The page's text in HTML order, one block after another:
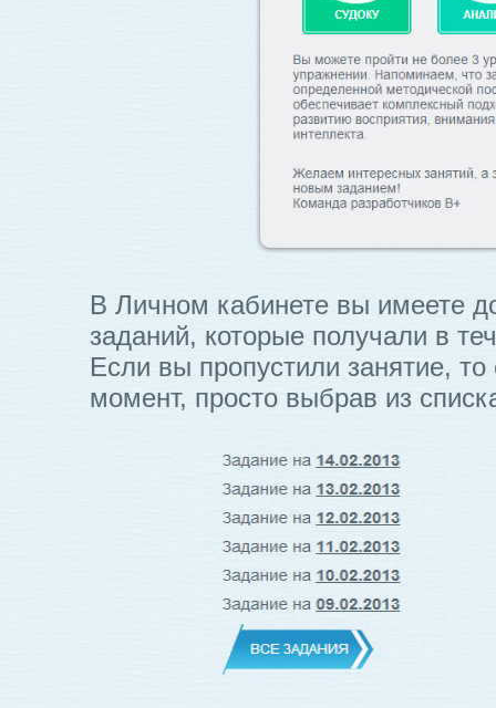
В Личном кабинете вы имеете
заданий, которые получали в
Если вы пропустили занятие,
момент, просто выбрав из